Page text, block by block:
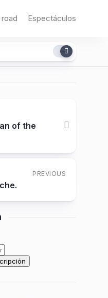
Espectáculos
of the
PREVIOUS